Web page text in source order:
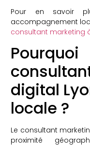
Pour en savoir
accompagnement
consultant marketing
digital
locale ?
Le consultant
proximité